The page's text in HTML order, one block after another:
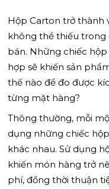
Hộp Carton trở thành
không thể thiếu trong
bán. Những chiếc
hợp sẽ khiến sản
thế nào để đo được
từng mặt hàng?
Thông thường, mỗi
dụng những chiếc
khác nhau. Sử dụng
khiến món hàng trở
phí, đồng thời thuận